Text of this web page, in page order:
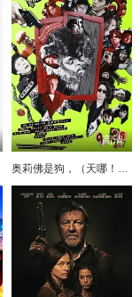
高清
奥莉佛是狗，（天哪！！）这家伙电影版